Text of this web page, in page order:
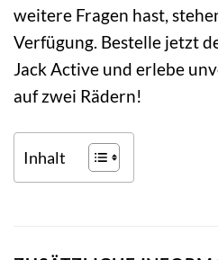
weitere Fragen hast,
Verfügung. Bestelle jetzt
Jack Active und erlebe
auf zwei Rädern!
Inhalt